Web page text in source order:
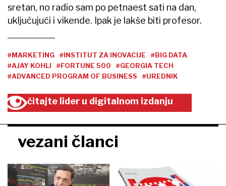
sretan, no radio sam po petnaest sati na dan,
uključujući i vikende. Ipak je lakše biti profesor.
#MARKETING #INSTITUT ZA INOVACIJE
#BIG DATA
#AJAY KOHLI
#FORTUNE 500
#GEORGIA TECH
#ADVANCED PROGRAM OF BUSINESS
#UREDNIK
čitajte lider u digitalnom izdanju
vezani članci